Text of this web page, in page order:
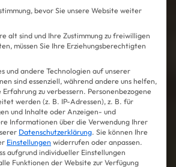
bevor Sie unsere Website weiter
alt sind und Ihre Zustimmung zu freiwilligen
müssen Sie Ihre Erziehungsberechtigten
und andere Technologien auf unserer
sind essenziell, während andere uns helfen,
zu verbessern. Personenbezogene
werden (z. B. IP-Adressen), z. B. für
und Inhalte oder Anzeigen- und
Informationen über die Verwendung Ihrer
Datenschutzerklärung. Sie können Ihre
Einstellungen widerrufen oder anpassen.
aufgrund individueller Einstellungen
Funktionen der Website zur Verfügung